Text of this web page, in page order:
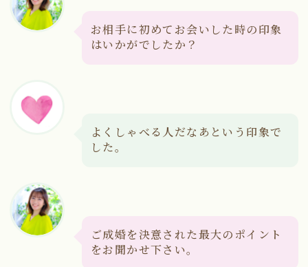
お相手に初めてお会いした時の印象
はいかがでしたか？
よくしゃべる人だなあという印象で
した。
ご成婚を決意された最大のポイント
をお聞かせ下さい。